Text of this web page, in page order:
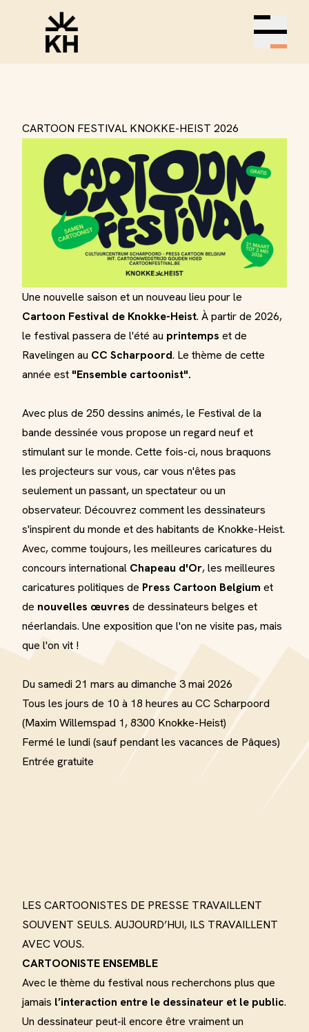
Open
CARTOON FESTIVAL KNOKKE-HEIST 2026
Une nouvelle saison et un nouveau lieu pour le
Cartoon Festival de Knokke-Heist. À partir de 2026,
le festival passera de l'été au printemps et de
Ravelingen au CC Scharpoord. Le thème de cette
année est "Ensemble cartoonist".
Avec plus de 250 dessins animés, le Festival de la
bande dessinée vous propose un regard neuf et
stimulant sur le monde. Cette fois-ci, nous braquons
les projecteurs sur vous, car vous n'êtes pas
seulement un passant, un spectateur ou un
observateur. Découvrez comment les dessinateurs
s'inspirent du monde et des habitants de Knokke-Heist.
Avec, comme toujours, les meilleures caricatures du
concours international Chapeau d'Or, les meilleures
caricatures politiques de Press Cartoon Belgium et
de nouvelles œuvres de dessinateurs belges et
néerlandais. Une exposition que l'on ne visite pas, mais
que l'on vit !
Du samedi 21 mars au dimanche 3 mai 2026
Tous les jours de 10 à 18 heures au CC Scharpoord
(Maxim Willemspad 1, 8300 Knokke-Heist)
Fermé le lundi (sauf pendant les vacances de Pâques)
Entrée gratuite
LES CARTOONISTES DE PRESSE TRAVAILLENT
SOUVENT SEULS. AUJOURD’HUI, ILS TRAVAILLENT
AVEC VOUS.
CARTOONISTE ENSEMBLE
Avec le thème du festival nous recherchons plus que
jamais l’interaction entre le dessinateur et le public.
Un dessinateur peut-il encore être vraiment un